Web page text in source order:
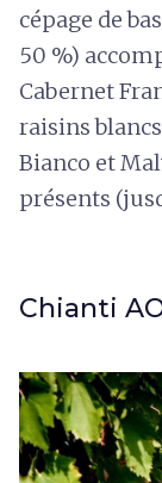
cépage de
50 %)
Cabernet
raisins
Bianco et
présents
Chianti